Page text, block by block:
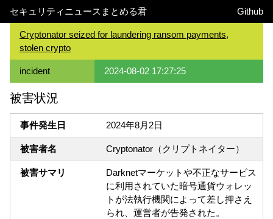
セキュリティニュースまとめる君 Github
Cryptonator seized for laundering ransom payments,
stolen crypto
incident 2024-08-02 17:27:25
被害状況
事件発生日 2024年8月2日
被害者名 Cryptonator（クリプトネイター）
被害サマリ
Darknetマーケットや不正なサービス
に利用されていた暗号通貨ウォレッ
トが法執行機関によって差し押さえ
られ、運営者が告発された。